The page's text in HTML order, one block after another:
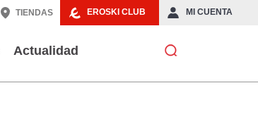
EROSKI CLUB MI CUENTA
TIENDAS
Actualidad